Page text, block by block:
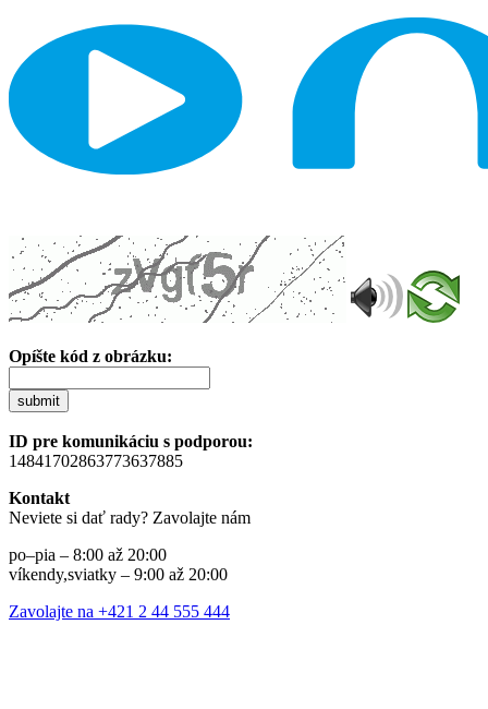
Opíšte kód z obrázku:
submit
ID pre komunikáciu s podporou:
14841702863773637885
Kontakt
Neviete si dať rady? Zavolajte nám
po–pia – 8:00 až 20:00
víkendy,sviatky – 9:00 až 20:00
Zavolajte na +421 2 44 555 444